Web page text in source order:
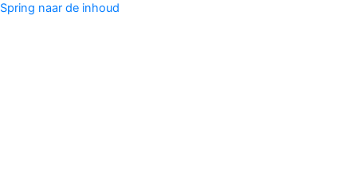
Spring naar de inhoud